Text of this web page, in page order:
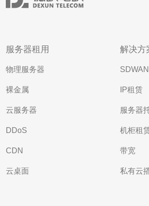
服务器租用
物理服务器
裸金属
云服务器
DDoS
CDN
云桌面
解决方
IP租赁
服务器
机柜租
带宽
私有云